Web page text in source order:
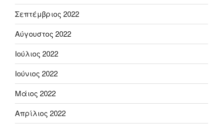
Σεπτέμβριος 2022
Αύγουστος 2022
Ιούλιος 2022
Ιούνιος 2022
Μάιος 2022
Απρίλιος 2022